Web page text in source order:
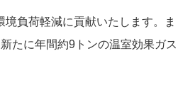
負荷軽減に貢献いたします。ま
たに年間約9トンの温室効果ガス